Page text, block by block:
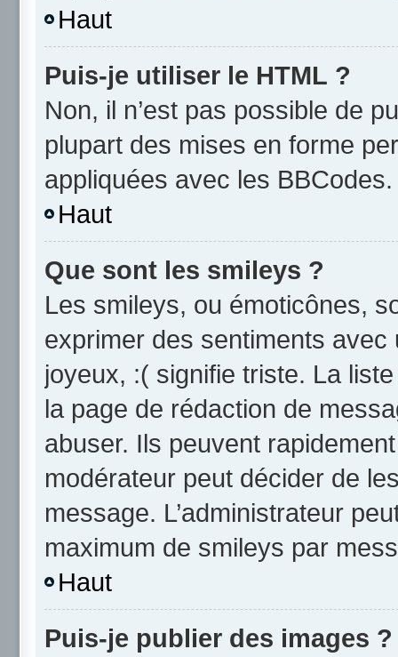
Haut
Puis-je utiliser le HTML ?
Non, il n’est pas possible de
plupart des mises en forme
appliquées avec les BBCodes.
Haut
Que sont les smileys ?
Les smileys, ou émoticônes,
exprimer des sentiments
joyeux, :( signifie triste. La
la page de rédaction de
abuser. Ils peuvent
modérateur peut décider de
message. L’administrateur
maximum de smileys par
Haut
Puis-je publier des images ?